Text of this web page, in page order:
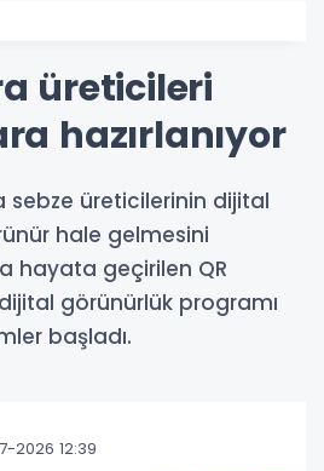
üreticileri
hazırlanıyor
sebze üreticilerinin dijital
hale gelmesini
hayata geçirilen QR
görünürlük programı
başladı.
2026 12:39